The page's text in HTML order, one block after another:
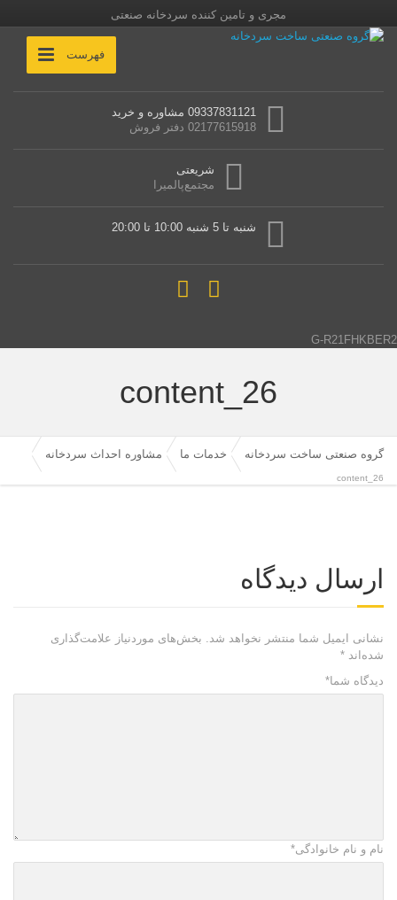
مجری و تامین کننده سردخانه صنعتی
فهرست
09337831121 مشاوره و خرید
02177615918 دفتر فروش
شریعتی
مجتمع‌پالمیرا
شنبه تا 5 شنبه 10:00 تا 20:00
G-R21FHKBER2
content_26
گروه صنعتی ساخت سردخانه خدمات ما مشاوره احداث سردخانه
content_26
ارسال دیدگاه
نشانی ایمیل شما منتشر نخواهد شد.
بخش‌های موردنیاز علامت‌گذاری
شده‌اند *
دیدگاه شما*
نام و نام خانوادگی*